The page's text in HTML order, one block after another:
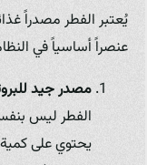
يُعتبر الفطر مصدراً
عنصراً أساسياً في
مصدر جيد
الفطر ليس
يحتوي على كمية